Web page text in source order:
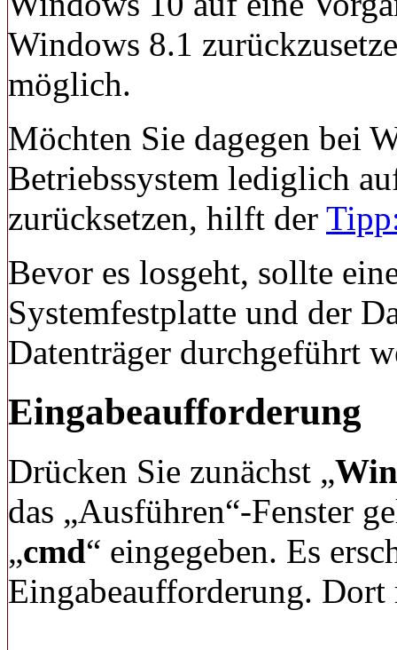
Windows 8.1
möglich.
Möchten Sie dagegen bei
Betriebssystem lediglich
zurücksetzen, hilft der
Bevor es losgeht, sollte
Systemfestplatte und der
Datenträger durchgeführt
Eingabeaufforderung
Drücken Sie zunächst „
das „Ausführen“-Fenster
„cmd“ eingegeben. Es
Eingabeaufforderung. Dort